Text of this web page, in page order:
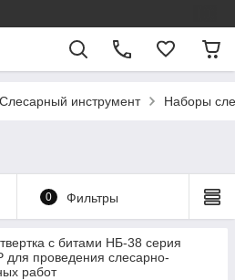
Слесарный инструмент Наборы
0 Фильтры
с битами НБ-38 серия
проведения слесарно-
работ